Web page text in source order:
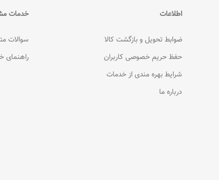
اطلاعات
ضوابط تحویل و بازگشت کالا
حفظ حریم خصوصی کاربران
شرایط بهره مندی از خدمات
درباره ما
خدمات
سوالات
راهنمای